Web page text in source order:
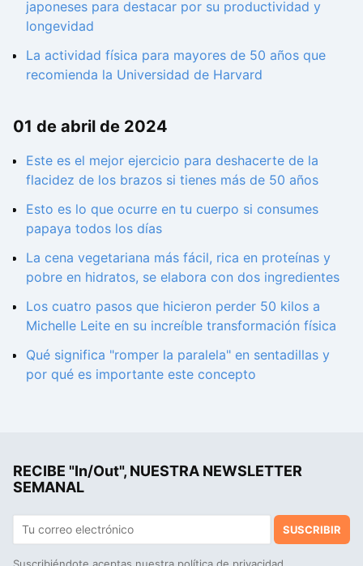
japoneses para destacar por su productividad y
longevidad
La actividad física para mayores de 50 años que
recomienda la Universidad de Harvard
01 de abril de 2024
Este es el mejor ejercicio para deshacerte de la
flacidez de los brazos si tienes más de 50 años
Esto es lo que ocurre en tu cuerpo si consumes
papaya todos los días
La cena vegetariana más fácil, rica en proteínas y
pobre en hidratos, se elabora con dos ingredientes
Los cuatro pasos que hicieron perder 50 kilos a
Michelle Leite en su increíble transformación física
Qué significa "romper la paralela" en sentadillas y
por qué es importante este concepto
RECIBE "In/Out", NUESTRA NEWSLETTER
SEMANAL
SUSCRIBIR